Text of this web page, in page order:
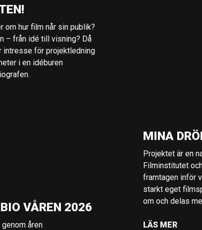
om hur film når sin publik?
– från idé till visning? Då
intresse för projektledning
i en idéburen
MINA
Projektet är en
Filminstitutet
framtagen inför
starkt eget
om och delas
LÄS MER
VÅREN 2026
åren